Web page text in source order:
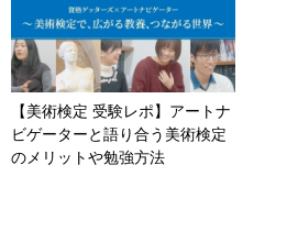
【美術検定 受験レポ】アートナ
ビゲーターと語り合う美術検定
のメリットや勉強方法